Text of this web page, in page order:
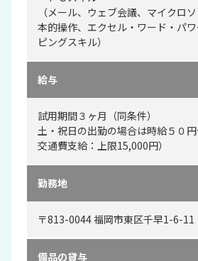
（メール、ウェブ会議、マイクロ
本的操作、エクセル・ワード・パ
ピングスキル）
給与
試用期間３ヶ月（同条件）
土・祝日の出勤の場合は時給５０
交通費支給：上限15,000円）
勤務地
〒813-0044 福岡市東区千早1-6-11
備品の貸与